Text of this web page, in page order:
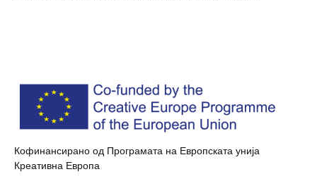
Кофинансирано од Програмата на Европската унија
Креативна Европа